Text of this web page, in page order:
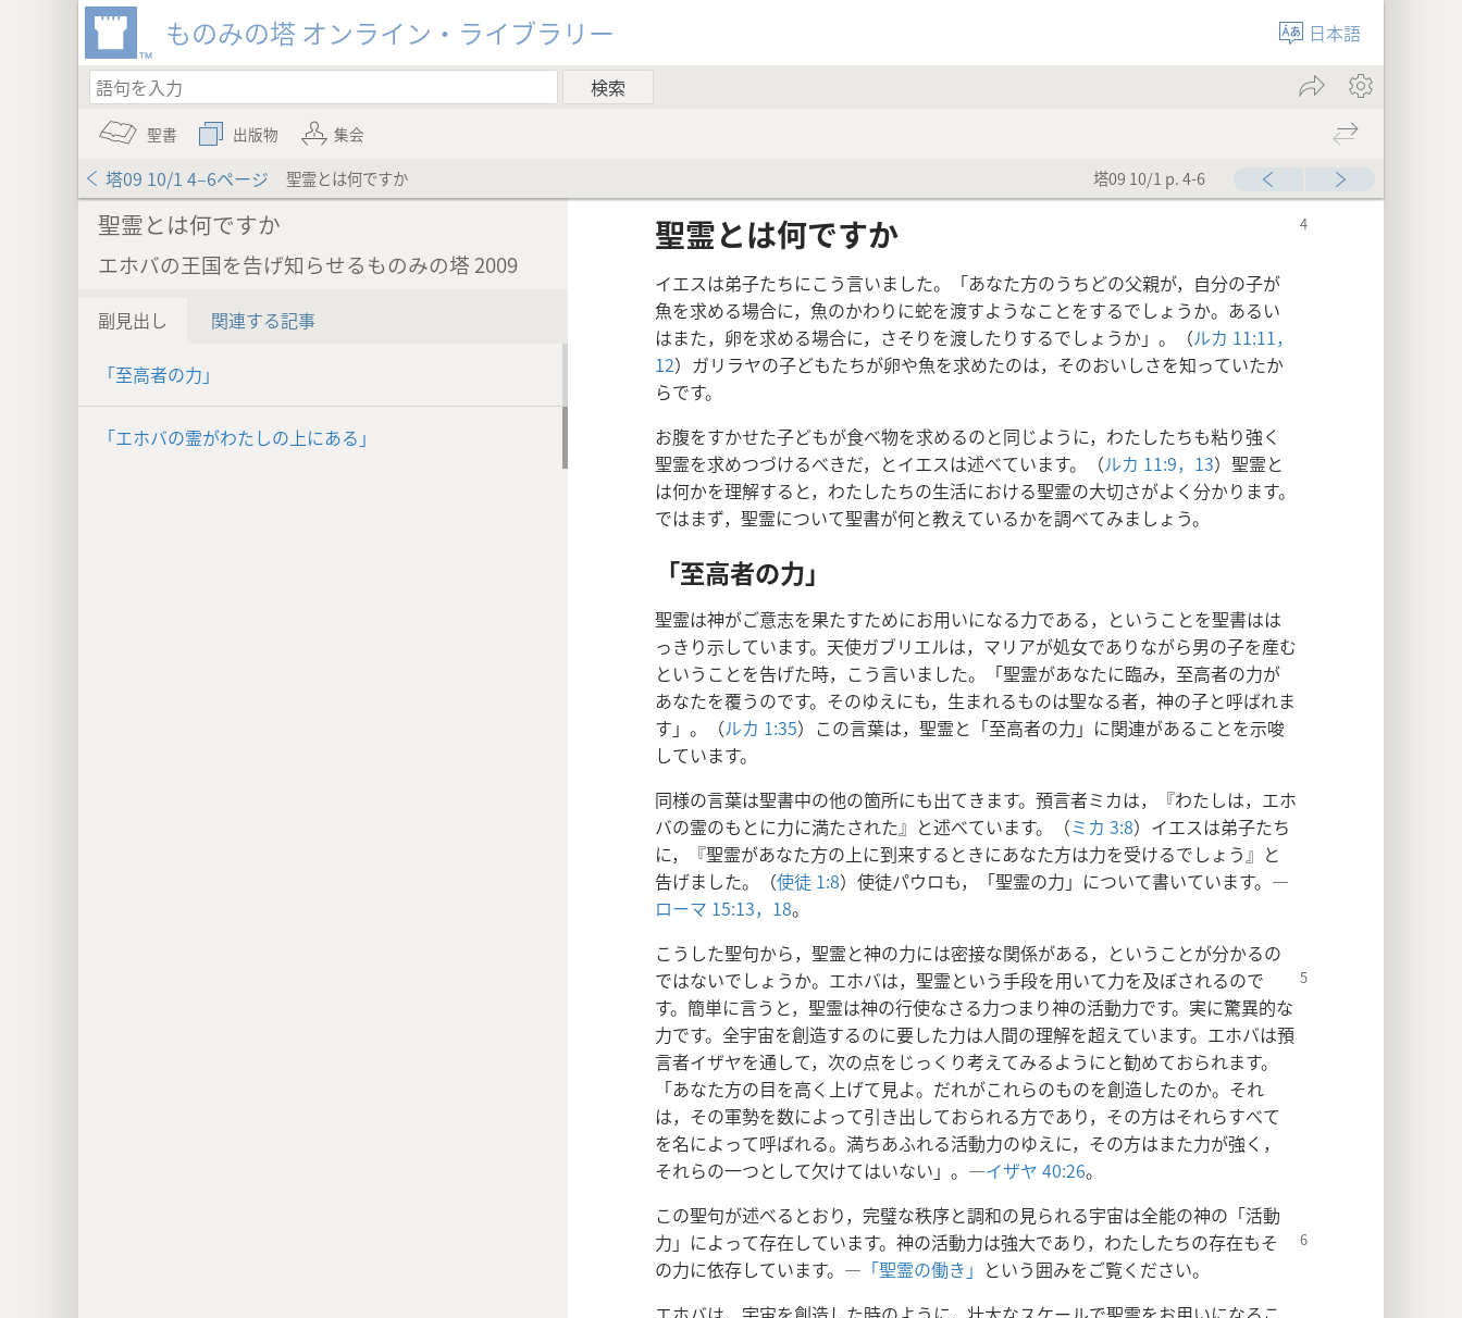
ものみの塔 オンライン・ライブラリー 日本語
聖書 出版物 集会
塔09 10/1 4–6ページ 聖霊とは何ですか 塔09 10/1 p. 4-6
聖霊とは何ですか
エホバの王国を告げ知らせるものみの塔 2009
副見出し 関連する記事
「至高者の力」
「エホバの霊がわたしの上にある」
聖霊とは何ですか
イエスは弟子たちにこう言いました。「あなた方のうちどの父親が，自分の子が
魚を求める場合に，魚のかわりに蛇を渡すようなことをするでしょうか。あるい
はまた，卵を求める場合に，さそりを渡したりするでしょうか」。（ルカ 11:11，
12）ガリラヤの子どもたちが卵や魚を求めたのは，そのおいしさを知っていたか
らです。
お腹をすかせた子どもが食べ物を求めるのと同じように，わたしたちも粘り強く
聖霊を求めつづけるべきだ，とイエスは述べています。（ルカ 11:9， 13）聖霊と
は何かを理解すると，わたしたちの生活における聖霊の大切さがよく分かります。
ではまず，聖霊について聖書が何と教えているかを調べてみましょう。
「至高者の力」
聖霊は神がご意志を果たすためにお用いになる力である，ということを聖書はは
っきり示しています。天使ガブリエルは，マリアが処女でありながら男の子を産む
ということを告げた時，こう言いました。「聖霊があなたに臨み，至高者の力が
あなたを覆うのです。そのゆえにも，生まれるものは聖なる者，神の子と呼ばれま
す」。（ルカ 1:35）この言葉は，聖霊と「至高者の力」に関連があることを示唆
しています。
同様の言葉は聖書中の他の箇所にも出てきます。預言者ミカは，『わたしは，エホ
バの霊のもとに力に満たされた』と述べています。（ミカ 3:8）イエスは弟子たち
に，『聖霊があなた方の上に到来するときにあなた方は力を受けるでしょう』と
告げました。（使徒 1:8）使徒パウロも，「聖霊の力」について書いています。―
ローマ 15:13， 18。
こうした聖句から，聖霊と神の力には密接な関係がある，ということが分かるの
ではないでしょうか。エホバは，聖霊という手段を用いて力を及ぼされるので
す。簡単に言うと，聖霊は神の行使なさる力つまり神の活動力です。実に驚異的な
力です。全宇宙を創造するのに要した力は人間の理解を超えています。エホバは預
言者イザヤを通して，次の点をじっくり考えてみるようにと勧めておられます。
「あなた方の目を高く上げて見よ。だれがこれらのものを創造したのか。それ
は，その軍勢を数によって引き出しておられる方であり，その方はそれらすべて
を名によって呼ばれる。満ちあふれる活動力のゆえに，その方はまた力が強く，
それらの一つとして欠けてはいない」。―イザヤ 40:26。
この聖句が述べるとおり，完璧な秩序と調和の見られる宇宙は全能の神の「活動
力」によって存在しています。神の活動力は強大であり，わたしたちの存在もそ
の力に依存しています。― 「聖霊の働き」 という囲みをご覧ください。